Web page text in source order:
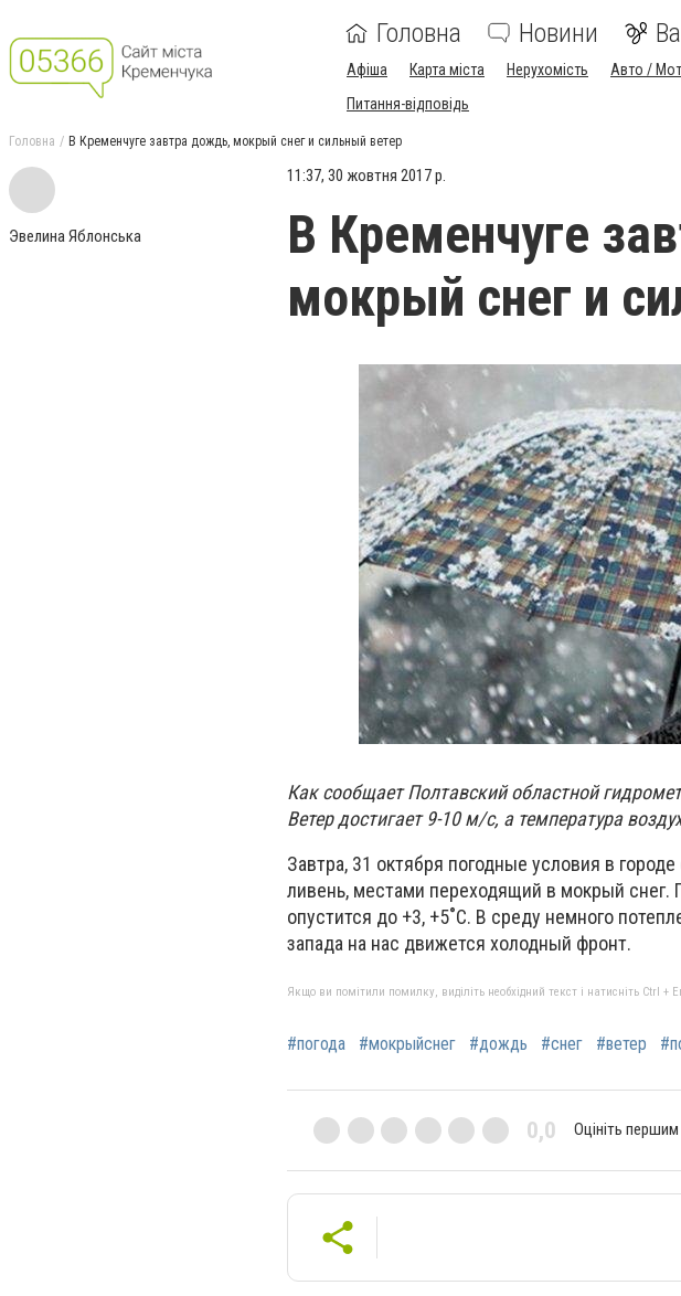
Головна Новини
Афіша Карта міста Нерухомість Авто /
Питання-відповідь
Головна В Кременчуге завтра дождь, мокрый снег и сильный ветер
Эвелина Яблонська
11:37, 30 жовтня 2017 р.
В Кременчуге
мокрый снег и
Как сообщает Полтавский областной
Ветер достигает 9-10 м/с, а температура
Завтра, 31 октября погодные условия в
ливень, местами переходящий в мокрый снег.
опустится до +3, +5˚С. В среду немного
запада на нас движется холодный фронт.
Якщо ви помітили помилку, виділіть необхідний текст і натисніть Ctrl +
#погода #мокрыйснег #дождь #снег #ветер
0,0 Оцініть першим